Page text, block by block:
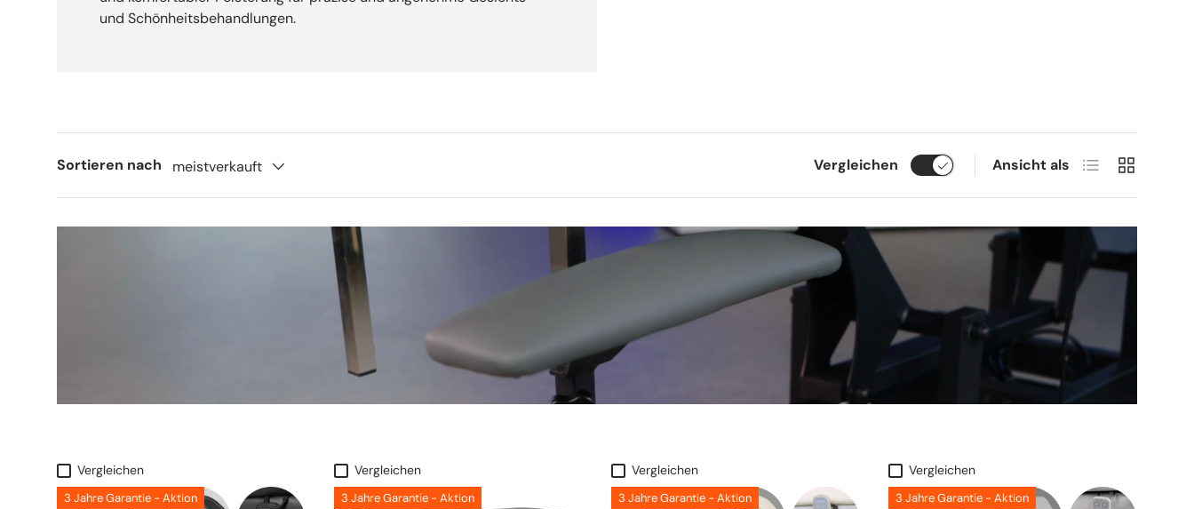
und Schönheitsbehandlungen.
Sortieren nach meistverkauft Vergleichen Ansicht als Produktliste
Vergleichen
3 Jahre Garantie - Aktion
Vergleichen
3 Jahre Garantie - Aktion
Vergleichen
3 Jahre Garantie - Aktion
Vergleichen
3 Jahre Garantie - Aktion